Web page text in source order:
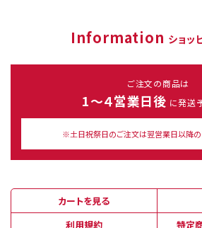
Information ショッ
ご注文の商品は
1～４営業日後 に発送
※土日祝祭日のご注文は翌営業日以降の
カートを見る
利用規約
特定